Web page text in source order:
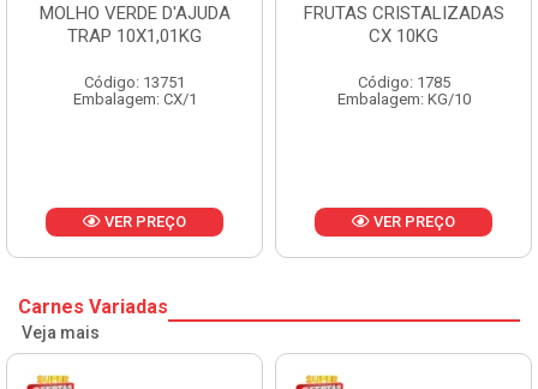
MOLHO VERDE D'AJUDA
TRAP 10X1,01KG
Código: 13751
Embalagem: CX/1
VER PREÇO
FRUTAS CRISTALIZADAS
CX 10KG
Código: 1785
Embalagem: KG/10
VER PREÇO
Carnes Variadas
Veja mais